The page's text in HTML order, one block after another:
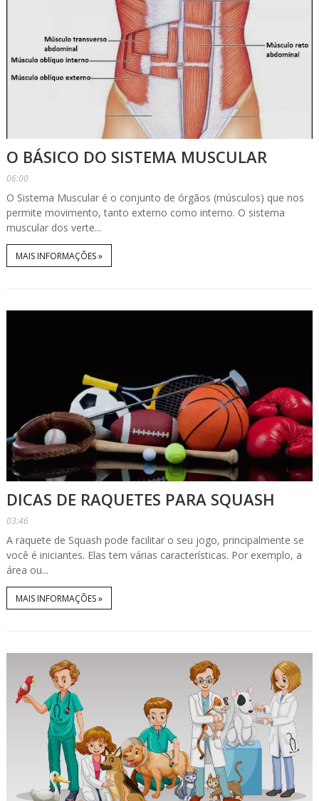
O BÁSICO DO SISTEMA MUSCULAR
06:00
O Sistema Muscular é o conjunto de órgãos (músculos) que nos
permite movimento, tanto externo como interno. O sistema
muscular dos verte...
MAIS INFORMAÇÕES »
DICAS DE RAQUETES PARA SQUASH
03:46
A raquete de Squash pode facilitar o seu jogo, principalmente se
você é iniciantes. Elas tem várias características. Por exemplo, a
área ou...
MAIS INFORMAÇÕES »